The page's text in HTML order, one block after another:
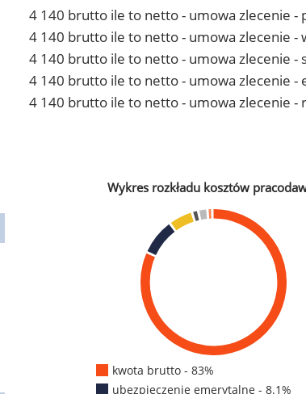
4 140 brutto ile to netto - umowa zlecenie -
4 140 brutto ile to netto - umowa zlecenie -
4 140 brutto ile to netto - umowa zlecenie -
4 140 brutto ile to netto - umowa zlecenie -
4 140 brutto ile to netto - umowa zlecenie -
Wykres rozkładu kosztów
kwota brutto - 83%
ubezpieczenie emerytalne - 8.1%